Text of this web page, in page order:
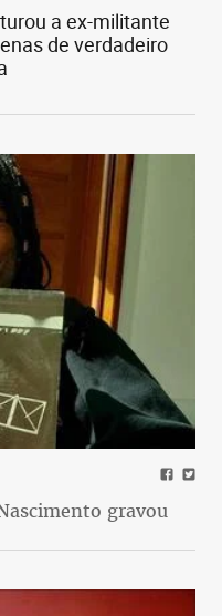
a ex-militante
de verdadeiro
gravou